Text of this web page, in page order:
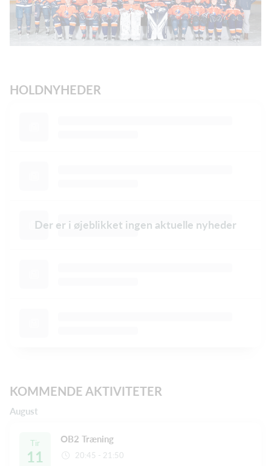
HOLDNYHEDER
Der er i øjeblikket ingen aktuelle nyheder
KOMMENDE AKTIVITETER
August
Tir
11
OB2 Træning
20:45 - 21:50